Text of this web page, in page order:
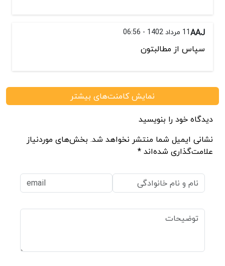
AAJ11 مرداد 1402 - 06:56
سپاس از مطالبتون
نمایش کامنت‌های بیشتر
دیدگاه خود را بنویسید
نشانی ایمیل شما منتشر نخواهد شد. بخش‌های موردنیاز
علامت‌گذاری شده‌اند *